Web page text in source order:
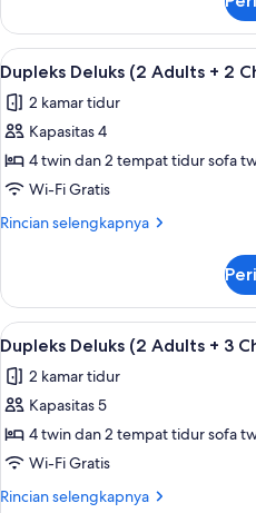
1
Child)
Dupleks
Deluks
(2
Adults
+
Lihat
semua
foto
untuk
Dupleks
Deluks
(2
2
Children)
9
Dupleks Deluks (2 Adults + 2
2 kamar tidur
Kapasitas 4
4 twin dan 2 tempat tidur sofa
Wi-Fi Gratis
Rincian selengkapnya
Rincian
Dupleks
Deluks
(2
Adults
+
2
Lihat
semua
foto
untuk
Dupleks
Deluks
(2
9
Dupleks Deluks (2 Adults + 3
2 kamar tidur
Kapasitas 5
4 twin dan 2 tempat tidur sofa
Wi-Fi Gratis
Rincian selengkapnya
Rincian